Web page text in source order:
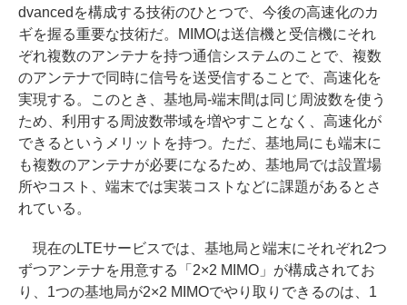
dvancedを構成する技術のひとつで、今後の高速化のカ
ギを握る重要な技術だ。MIMOは送信機と受信機にそれ
ぞれ複数のアンテナを持つ通信システムのことで、複数
のアンテナで同時に信号を送受信することで、高速化を
実現する。このとき、基地局-端末間は同じ周波数を使う
ため、利用する周波数帯域を増やすことなく、高速化が
できるというメリットを持つ。ただ、基地局にも端末に
も複数のアンテナが必要になるため、基地局では設置場
所やコスト、端末では実装コストなどに課題があるとさ
れている。
現在のLTEサービスでは、基地局と端末にそれぞれ2つ
ずつアンテナを用意する「2×2 MIMO」が構成されてお
り、1つの基地局が2×2 MIMOでやり取りできるのは、1